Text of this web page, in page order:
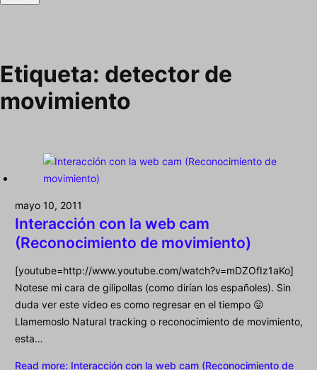
Etiqueta: detector de
movimiento
mayo 10, 2011
Interacción con la web cam
(Reconocimiento de movimiento)
[youtube=http://www.youtube.com/watch?v=mDZOfIz1aKo]
Notese mi cara de gilipollas (como dirían los españoles). Sin
duda ver este video es como regresar en el tiempo 😛
Llamemoslo Natural tracking o reconocimiento de movimiento,
esta…
Read more: Interacción con la web cam (Reconocimiento de